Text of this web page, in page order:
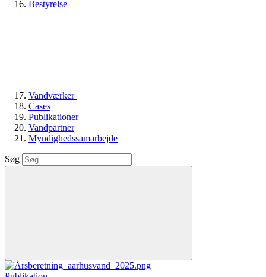
Bestyrelse
Vandværker
Cases
Publikationer
Vandpartner
Myndighedssamarbejde
Søg